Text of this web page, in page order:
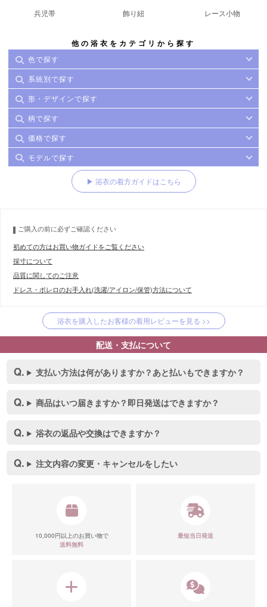
兵児帯 飾り紐 レース小物
他の浴衣をカテゴリから探す
色で探す
系統別で探す
形・デザインで探す
柄で探す
価格で探す
モデルで探す
▶ 浴衣の着方ガイドはこちら
ご購入の前に必ずご確認ください
初めての方はお買い物ガイドをご覧ください
採寸について
品質に関してのご注意
ドレス・ボレロのお手入れ(洗濯/アイロン/保管)方法について
浴衣を購入したお客様の着用レビューを見る >>
配送・支払について
支払い方法は何がありますか？あと払いもできますか？
商品はいつ届きますか？即日発送はできますか？
浴衣の返品や交換はできますか？
注文内容の変更・キャンセルをしたい
10,000円以上のお買い物で
送料無料
最短当日発送